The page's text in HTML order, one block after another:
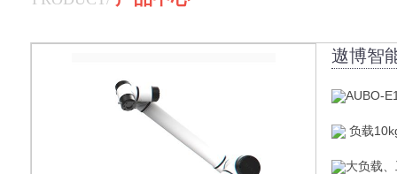
遨博智
AUBO-
负载
大负载